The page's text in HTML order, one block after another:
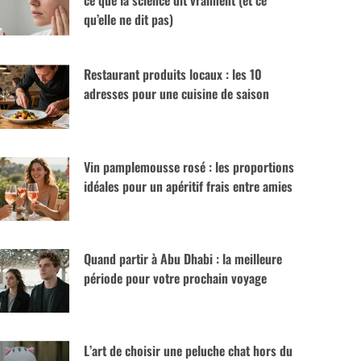
qu’elle ne dit pas)
Restaurant produits locaux : les 10
adresses pour une cuisine de saison
Vin pamplemousse rosé : les proportions
idéales pour un apéritif frais entre amies
Quand partir à Abu Dhabi : la meilleure
période pour votre prochain voyage
L’art de choisir une peluche chat hors du